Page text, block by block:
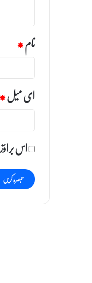
نام*
ای میل*
اس